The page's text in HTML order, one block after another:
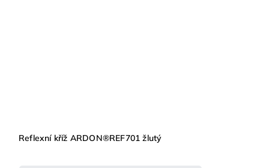
Reflexní kříž ARDON®REF701 žlutý